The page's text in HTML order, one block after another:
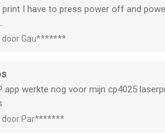
I have to press power off and
door Gau*******
app werkte nog voor mijn cp4025
door Par*******